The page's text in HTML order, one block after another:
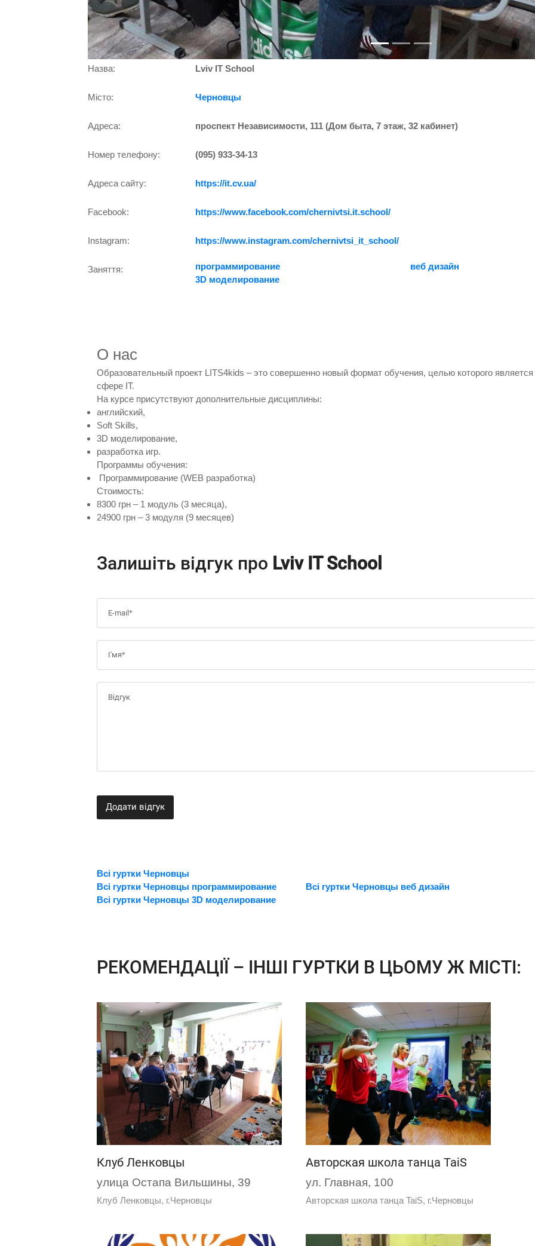
Назва: Lviv IT School
Місто: Черновцы
Адреса: проспект Независимости, 111 (Дом быта, 7 этаж, 32 кабинет)
Номер телефону: (095) 933-34-13
Адреса сайту: https://it.cv.ua/
Facebook: https://www.facebook.com/chernivtsi.it.school/
Instagram: https://www.instagram.com/chernivtsi_it_school/
Заняття: программирование
веб дизайн
3D моделирование
О нас
Образовательный проект LITS4kids – это совершенно новый формат обучения, целью которого
сфере IT.
На курсе присутствуют дополнительные дисциплины:
английский,
Soft Skills,
3D моделирование,
разработка игр.
Программы обучения:
Программирование (WEB разработка)
Стоимость:
8300 грн – 1 модуль (3 месяца),
24900 грн – 3 модуля (9 месяцев)
Залишіть відгук про Lviv IT School
Додати відгук
Всі гуртки Черновцы
Всі гуртки Черновцы программирование
Всі гуртки Черновцы веб дизайн
Всі гуртки Черновцы 3D моделирование
РЕКОМЕНДАЦІЇ – ІНШІ ГУРТКИ В ЦЬОМУ Ж МІСТІ:
Клуб Ленковцы
улица Остапа Вильшины, 39
Клуб Ленковцы, г.Черновцы
Авторская школа танца TaiS
ул. Главная, 100
Авторская школа танца TaiS, г.Черновцы